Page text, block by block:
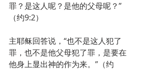
罪？是这人呢？是他的父母呢？”
（约9:2）
主耶稣回答说，“也不是这人犯了
罪，也不是他父母犯了罪，是要在
他身上显出神的作为来。”（约